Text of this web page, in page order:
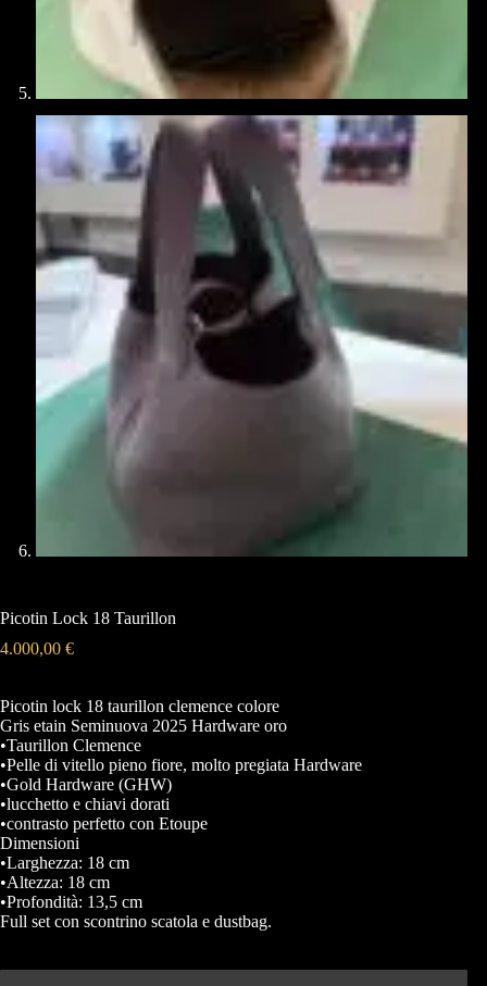
Picotin Lock 18 Taurillon
4.000,00 €
Picotin lock 18 taurillon clemence colore
Gris etain Seminuova 2025 Hardware oro
•Taurillon Clemence
•Pelle di vitello pieno fiore, molto pregiata Hardware
•Gold Hardware (GHW)
•lucchetto e chiavi dorati
•contrasto perfetto con Etoupe
Dimensioni
•Larghezza: 18 cm
•Altezza: 18 cm
•Profondità: 13,5 cm
Full set con scontrino scatola e dustbag.